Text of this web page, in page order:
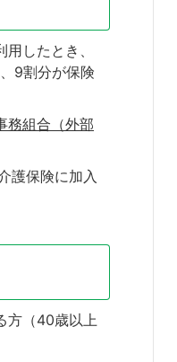
したとき、
9割分が保険
務組合（外部
護保険に加入
方（40歳以上